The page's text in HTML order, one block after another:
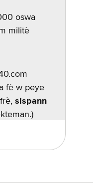
oswa
militè
fè w peye
sispann